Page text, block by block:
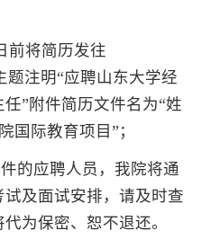
前将简历发往
题注明“应聘山东大学经
”附件简历文件名为“姓
国际教育项目”；
的应聘人员，我院将通
及面试安排，请及时查
为保密、恕不退还。